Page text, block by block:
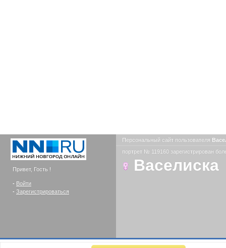
Привет, Гость !
- Войти
- Зарегистрироваться
Персональный сайт пользователя
портрет № 119160 зарегистрирован
Васелиска